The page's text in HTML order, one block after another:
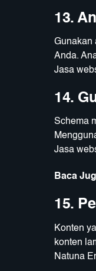
13.
Gunakan
Anda.
Jasa
14.
Schema
Jasa
Baca
15.
Konten
konten
Natuna